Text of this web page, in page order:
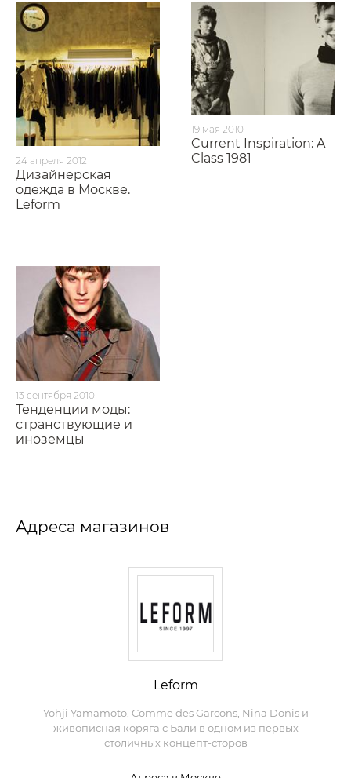
24 апреля 2012
Дизайнерская
одежда в Москве.
Leform
19 мая 2010
Current Inspiration: A
Class 1981
13 сентября 2010
Тенденции моды:
странствующие и
иноземцы
Адреса магазинов
Leform
Yohji Yamamoto, Comme des Garcons, Nina Donis и
живописная коряга с Бали в одном из первых
столичных концепт-сторов